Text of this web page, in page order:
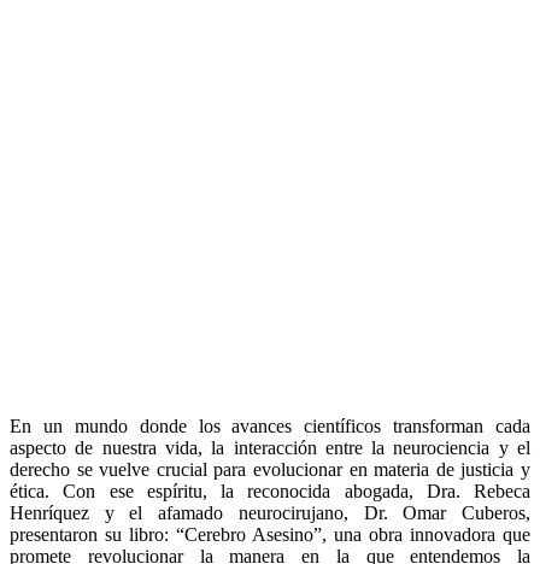
En un mundo donde los avances científicos transforman cada
aspecto de nuestra vida, la interacción entre la neurociencia y el
derecho se vuelve crucial para evolucionar en materia de justicia y
ética. Con ese espíritu, la reconocida abogada, Dra. Rebeca
Henríquez y el afamado neurocirujano, Dr. Omar Cuberos,
presentaron su libro: “Cerebro Asesino”, una obra innovadora que
promete revolucionar la manera en la que entendemos la